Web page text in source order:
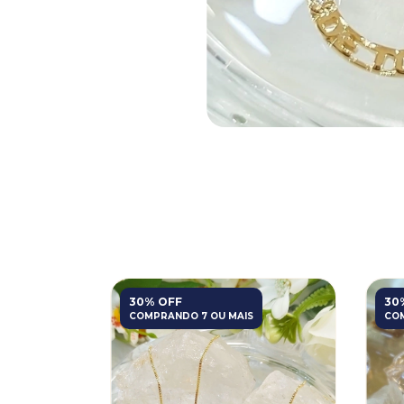
30% OFF
COMPRANDO 7 OU MAIS